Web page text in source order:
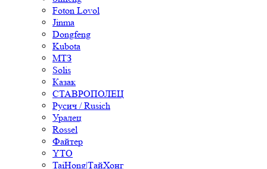
Foton Lovol
Jinma
Dongfeng
Kubota
МТЗ
Solis
Казак
СТАВРОПОЛЕЦ
Русич / Rusich
Уралец
Rossel
Файтер
YTO
TaiHong|ТайХонг